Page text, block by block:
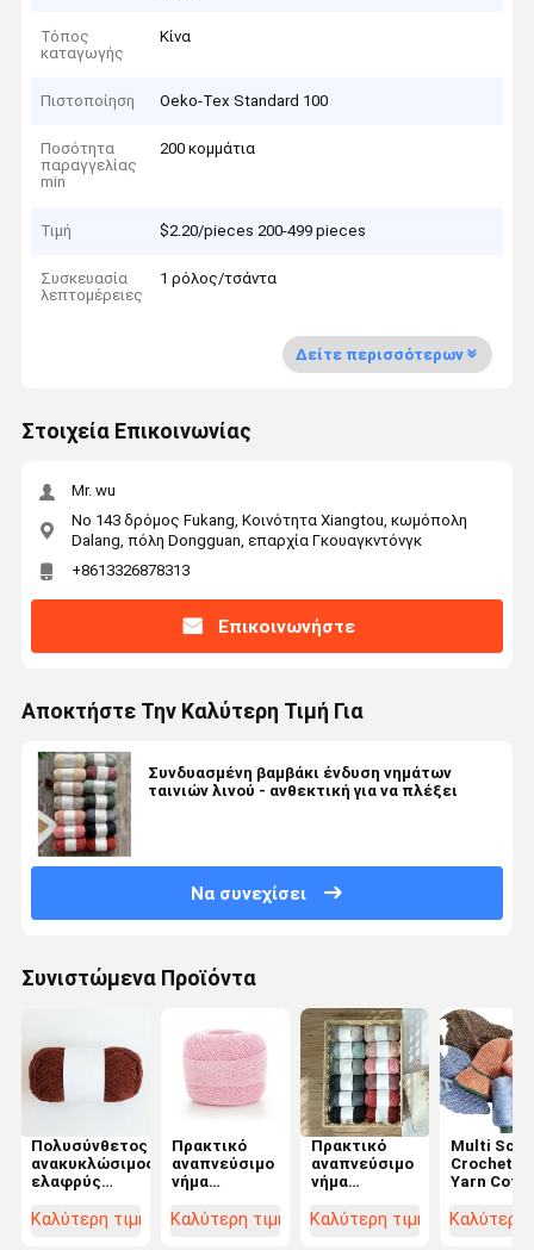
Τόπος
καταγωγής
Κίνα
Πιστοποίηση Oeko-Tex Standard 100
Ποσότητα
παραγγελίας
min
200 κομμάτια
Τιμή $2.20/pieces 200-499 pieces
Συσκευασία
λεπτομέρειες
1 ρόλος/τσάντα
Δείτε περισσότερων
Στοιχεία Επικοινωνίας
Mr. wu
Νο 143 δρόμος Fukang, Κοινότητα Xiangtou, κωμόπολη
Dalang, πόλη Dongguan, επαρχία Γκουαγκντόνγκ
+8613326878313
Επικοινωνήστε
Αποκτήστε Την Καλύτερη Τιμή Για
Συνδυασμένη βαμβάκι ένδυση νημάτων
ταινιών λινού - ανθεκτική για να πλέξει
Να συνεχίσει
Συνιστώμενα Προϊόντα
Πολυσύνθετος
ανακυκλώσιμος
ελαφρύς
μίγματος
Καλύτερη τιμή
Πρακτικό
αναπνεύσιμο
νήμα
ταινιών, αντι
Καλύτερη τιμή
Πρακτικό
αναπνεύσιμο
νήμα
βαμβακιού
Καλύτερη τιμή
Multi
Crochet
Yarn
Practical
Καλύτερη